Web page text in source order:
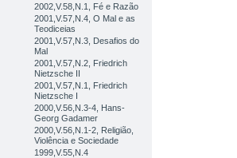
2002,V.58,N.1, Fé e Razão
2001,V.57,N.4, O Mal e as
Teodiceias
2001,V.57,N.3, Desafios do
Mal
2001,V.57,N.2, Friedrich
Nietzsche II
2001,V.57,N.1, Friedrich
Nietzsche I
2000,V.56,N.3-4, Hans-
Georg Gadamer
2000,V.56,N.1-2, Religião,
Violência e Sociedade
1999,V.55,N.4